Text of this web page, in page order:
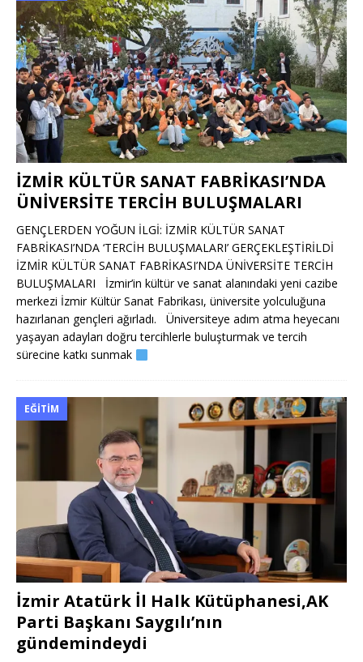
İZMİR KÜLTÜR SANAT FABRİKASI’NDA
ÜNİVERSİTE TERCİH BULUŞMALARI
GENÇLERDEN YOĞUN İLGİ: İZMİR KÜLTÜR SANAT
FABRİKASI’NDA ‘TERCİH BULUŞMALARI’ GERÇEKLEŞTİRİLDİ
İZMİR KÜLTÜR SANAT FABRİKASI’NDA ÜNİVERSİTE TERCİH
BULUŞMALARI İzmir’in kültür ve sanat alanındaki yeni cazibe
merkezi İzmir Kültür Sanat Fabrikası, üniversite yolculuğuna
hazırlanan gençleri ağırladı. Üniversiteye adım atma heyecanı
yaşayan adayları doğru tercihlerle buluşturmak ve tercih
sürecine katkı sunmak
EĞITIM
İzmir Atatürk İl Halk Kütüphanesi,AK
Parti Başkanı Saygılı’nın
gündemindeydi